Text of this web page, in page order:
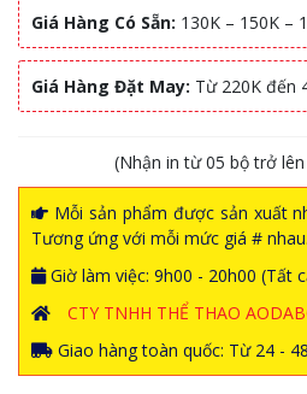
Giá Hàng Có Sẵn: 130K – 150K –
Giá Hàng Đặt May: Từ 220K đến
(Nhận in từ 05 bộ trở
Mỗi sản phẩm được sản xuất
Tương ứng với mỗi mức giá # nhau.
Giờ làm việc: 9h00 - 20h00 (Tất
CTY TNHH THỂ THAO
Giao hàng toàn quốc: Từ 24 -